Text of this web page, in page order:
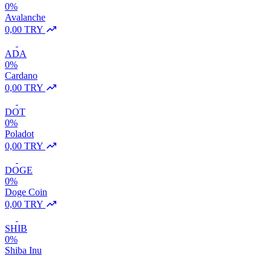
0%
Avalanche
0,00 TRY
ADA
0%
Cardano
0,00 TRY
DOT
0%
Poladot
0,00 TRY
DOGE
0%
Doge Coin
0,00 TRY
SHIB
0%
Shiba Inu